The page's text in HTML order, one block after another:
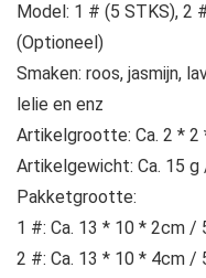
Model: 1 # (5 STKS), 2
(Optioneel)
Smaken: roos, jasmijn,
lelie en enz
Artikelgrootte: Ca. 2 * 2
Artikelgewicht: Ca. 15 g
Pakketgrootte:
1 #: Ca. 13 * 10 * 2cm /
2 #: Ca. 13 * 10 * 4cm /